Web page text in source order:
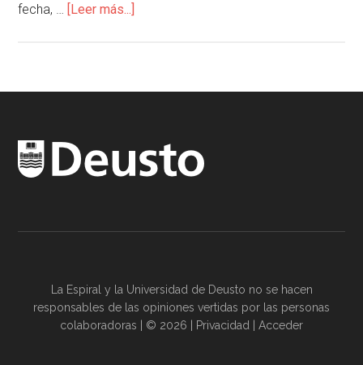
fecha, … [Leer más...]
La Espiral y la Universidad de Deusto no se hacen
responsables de las opiniones vertidas por las personas
colaboradoras | © 2026 | Privacidad Acceder